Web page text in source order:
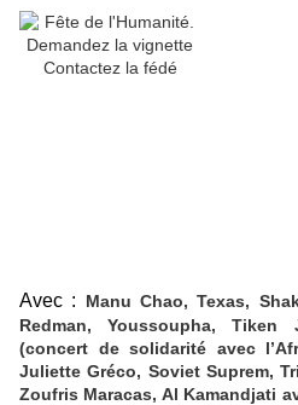
Avec :
Manu Chao, Texas,
Redman, Youssoupha,
(concert de solidarité avec
Juliette Gréco, Soviet Suprem,
Zoufris Maracas, Al Kamandjati